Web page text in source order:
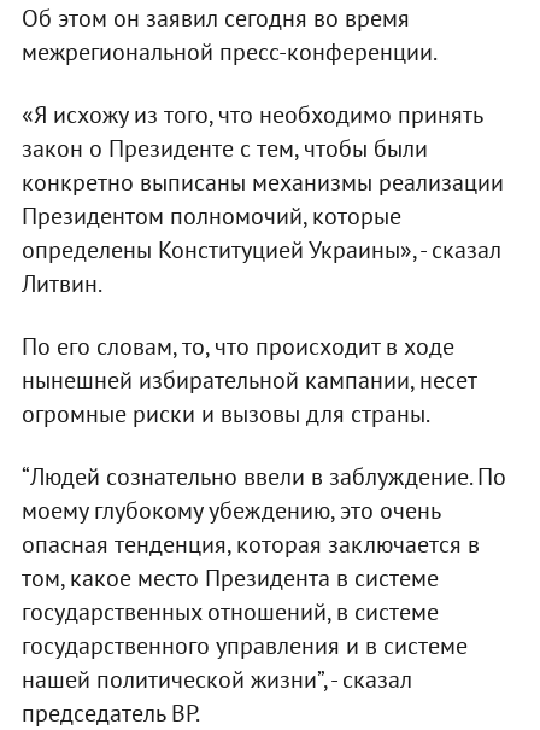
Об этом он заявил сегодня во время
межрегиональной пресс-конференции.
«Я исхожу из того, что необходимо принять
закон о Президенте с тем, чтобы были
конкретно выписаны механизмы реализации
Президентом полномочий, которые
определены Конституцией Украины», - сказал
Литвин.
По его словам, то, что происходит в ходе
нынешней избирательной кампании, несет
огромные риски и вызовы для страны.
“Людей сознательно ввели в заблуждение. По
моему глубокому убеждению, это очень
опасная тенденция, которая заключается в
том, какое место Президента в системе
государственных отношений, в системе
государственного управления и в системе
нашей политической жизни”, - сказал
председатель ВР.